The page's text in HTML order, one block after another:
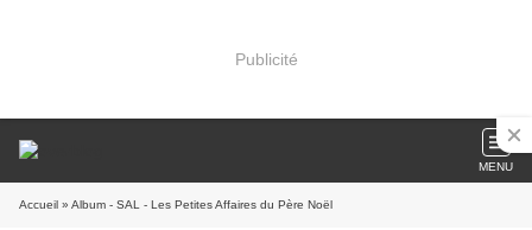
Publicité
MENU
Accueil » Album - SAL - Les Petites Affaires du Père Noël